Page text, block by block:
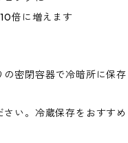
倍に増えます
密閉容器で冷暗所に保存
い。冷蔵保存をおすすめ